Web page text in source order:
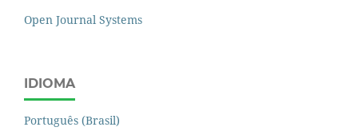
Open Journal Systems
IDIOMA
Português (Brasil)